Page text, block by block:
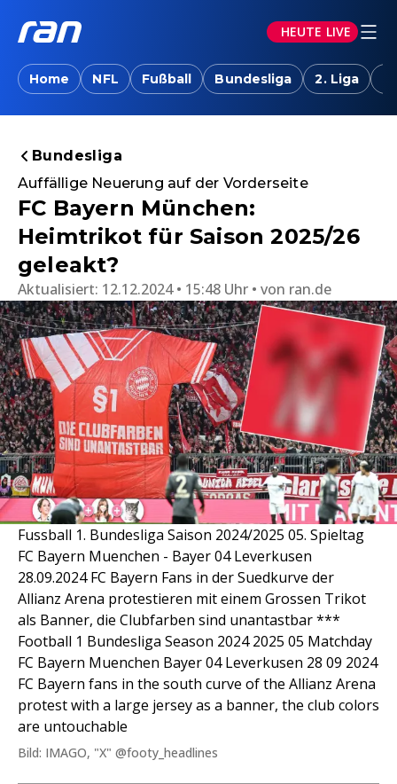
HEUTE LIVE
Home NFL Fußball Bundesliga 2. Liga
Bundesliga
Auffällige Neuerung auf der Vorderseite
FC Bayern München:
Heimtrikot für Saison 2025/26
geleakt?
Aktualisiert: 12.12.2024 • 15:48 Uhr von ran.de
Fussball 1. Bundesliga Saison 2024/2025 05. Spieltag
FC Bayern Muenchen - Bayer 04 Leverkusen
28.09.2024 FC Bayern Fans in der Suedkurve der
Allianz Arena protestieren mit einem Grossen Trikot
als Banner, die Clubfarben sind unantastbar ***
Football 1 Bundesliga Season 2024 2025 05 Matchday
FC Bayern Muenchen Bayer 04 Leverkusen 28 09 2024
FC Bayern fans in the south curve of the Allianz Arena
protest with a large jersey as a banner, the club colors
are untouchable
Bild: IMAGO, "X" @footy_headlines